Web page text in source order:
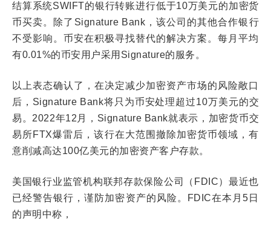
结算系统SWIFT的银行转账进行低于10万美元的加密货
币买卖。除了Signature Bank，该公司的其他合作银行
不受影响。币安在积极寻找替代的解决方案。每月平均
有0.01%的币安用户采用Signature的服务。
以上表态确认了，在决定减少加密资产市场的风险敞口
后，Signature Bank将只为币安处理超过10万美元的交
易。2022年12月，Signature Bank就表示，加密货币交
易所FTX爆雷后，该行在大范围撤除加密货币领域，有
意削减高达100亿美元的加密资产客户存款。
美国银行业监管机构联邦存款保险公司（FDIC）最近也
已经警告银行，谨防加密资产的风险。FDIC在本月5日
的声明中称，